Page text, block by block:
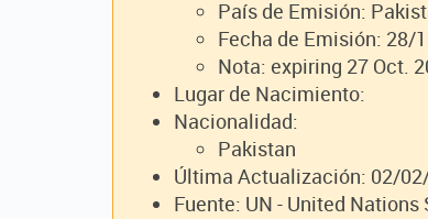
País de Emisión:
Fecha de Emisión: 28/
Nota: expiring 27 Oct.
Lugar de Nacimiento:
Nacionalidad:
Pakistan
Última Actualización: 02/
Fuente: UN - United